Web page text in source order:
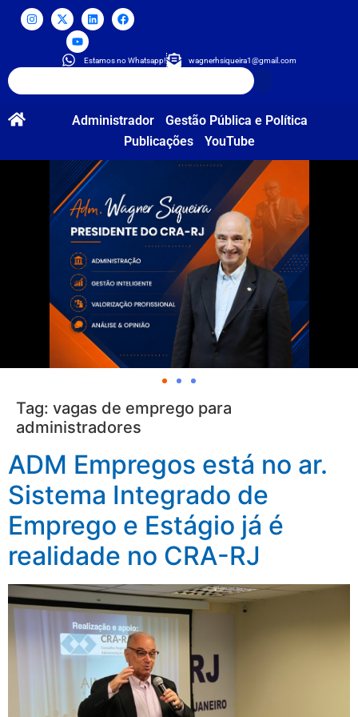
Estamos no Whatsapp! wagnerhsiqueira1@gmail.com
Administrador
Gestão Pública e Política
Publicações
YouTube
Tag: vagas de emprego para
administradores
ADM Empregos está no ar.
Sistema Integrado de
Emprego e Estágio já é
realidade no CRA-RJ